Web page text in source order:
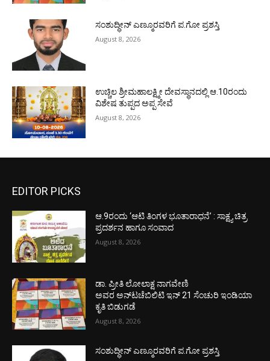
ಸಂಶುದ್ಧೀನ್ ಎಣ್ಮೂರವರಿಗೆ ಪ.ಗೋ ಪ್ರಶಸ್ತಿ
August 8, 2026
ಉಚ್ಚಿಲ ಶ್ರೀಮಹಾಲಕ್ಷ್ಮೀ ದೇವಸ್ಥಾನದಲ್ಲಿ ಆ.10ರಂದು
ವಿಶೇಷ ತುಪ್ಪದ ಅಪ್ಪ ಸೇವೆ
August 8, 2026
EDITOR PICKS
ಆ.9ರಂದು ‘ಆಟಿ ತಿಂಗಳ ಭೂತಾರಾಧನೆ’ : ಸಾಕ್ಷ್ಯ ಚಿತ್ರ
ಪ್ರದರ್ಶನ ಹಾಗೂ ಸಂವಾದ
August 8, 2026
ಡಾ. ಪ್ರೀತಿ ಲೋಲಾಕ್ಷ ನಾಗವೇಣಿ
ಅವರ ಅನ್‌ಟಚೆಬಿಲಿಟಿ ಇನ್ 21 ಸೆಂಚುರಿ ಇಂಡಿಯಾ
ಕೃತಿ ಬಿಡುಗಡೆ
August 8, 2026
ಸಂಶುದ್ಧೀನ್ ಎಣ್ಮೂರವರಿಗೆ ಪ.ಗೋ ಪ್ರಶಸ್ತಿ